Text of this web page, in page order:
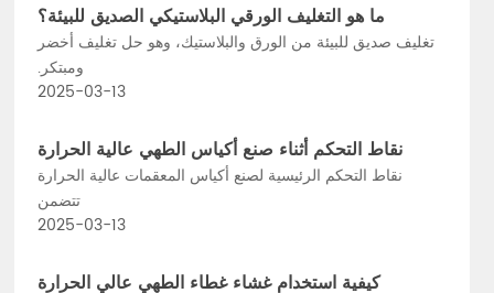
ما هو التغليف الورقي البلاستيكي الصديق للبيئة؟
تغليف صديق للبيئة من الورق والبلاستيك، وهو حل تغليف أخضر
ومبتكر.
2025-03-13
نقاط التحكم أثناء صنع أكياس الطهي عالية الحرارة
نقاط التحكم الرئيسية لصنع أكياس المعقمات عالية الحرارة
تتضمن
2025-03-13
كيفية استخدام غشاء غطاء الطهي عالي الحرارة